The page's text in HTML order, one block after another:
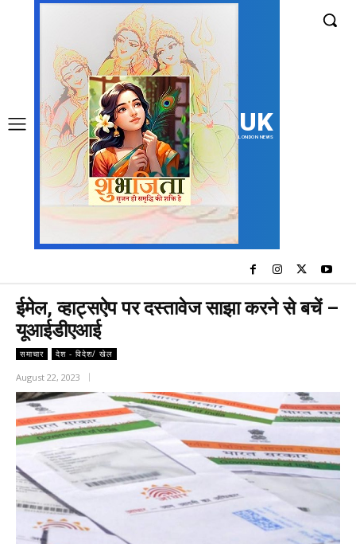
UK
LONDON NEWS
ईमेल, व्हाट्सऐप पर दस्तावेज साझा करने से बचें –
यूआईडीएआई
समाचार देश - विदेश/ खेल
August 22, 2023